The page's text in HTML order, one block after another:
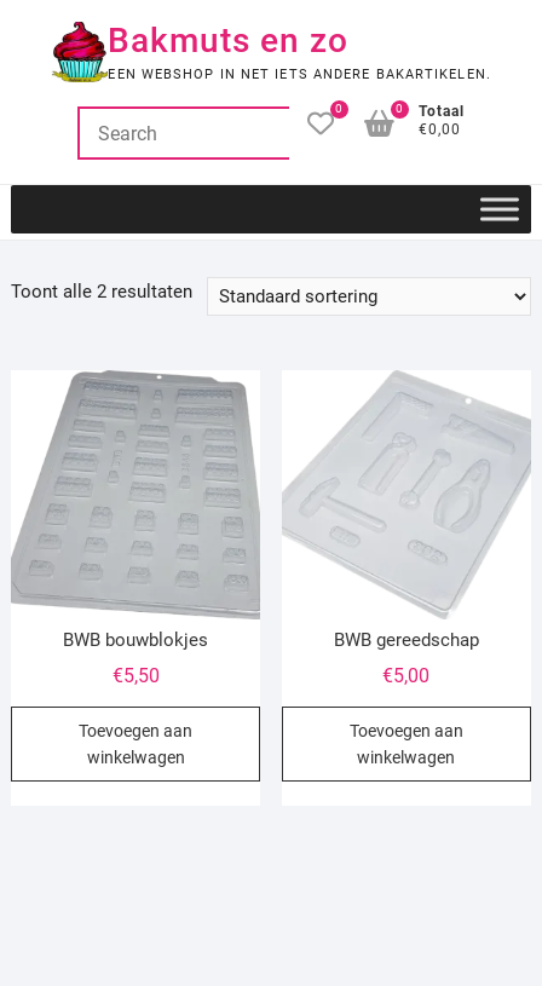
Bakmuts en zo
EEN WEBSHOP IN NET IETS ANDERE BAKARTIKELEN.
0
Totaal
€0,00
0
Toont alle 2 resultaten
BWB bouwblokjes
€5,50
Toevoegen aan
winkelwagen
BWB gereedschap
€5,00
Toevoegen aan
winkelwagen